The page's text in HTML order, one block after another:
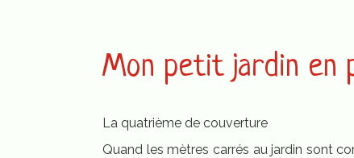
Mon petit jardin en
La quatrième de couverture
Quand les mètres carrés au jardin sont